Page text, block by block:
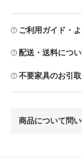
ご利用ガイド・
配送・送料につ
不要家具のお引
商品について問